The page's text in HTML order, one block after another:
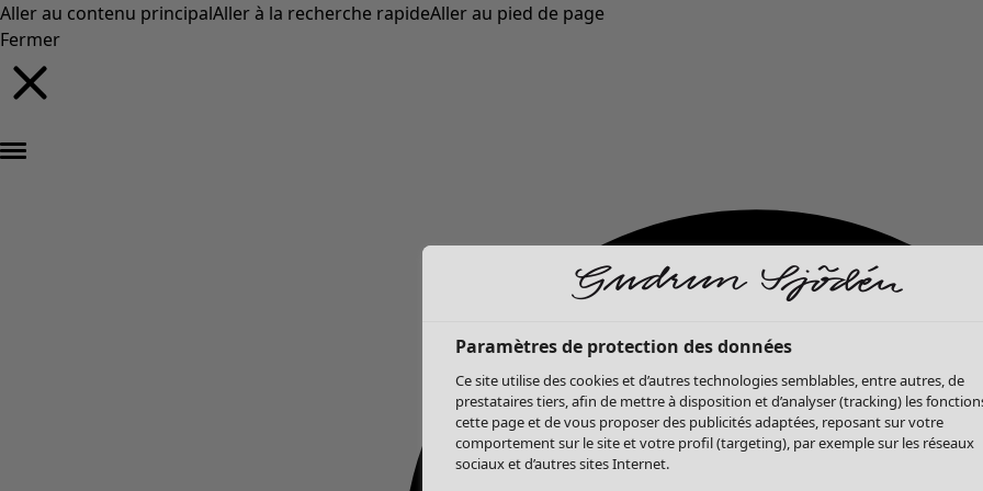
Aller au contenu principalAller à la recherche rapideAller au pied de page
Fermer
Paramètres de protection des données
Ce site utilise des cookies et d’autres technologies semblables, entre autres, de
prestataires tiers, afin de mettre à disposition et d’analyser (tracking) les
cette page et de vous proposer des publicités adaptées, reposant sur votre
comportement sur le site et votre profil (targeting), par exemple sur les réseaux
sociaux et d’autres sites Internet.